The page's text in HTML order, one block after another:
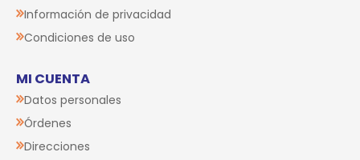
Información de privacidad
Condiciones de uso
MI CUENTA
Datos personales
Órdenes
Direcciones